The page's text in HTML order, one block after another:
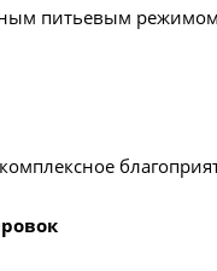
питьевым